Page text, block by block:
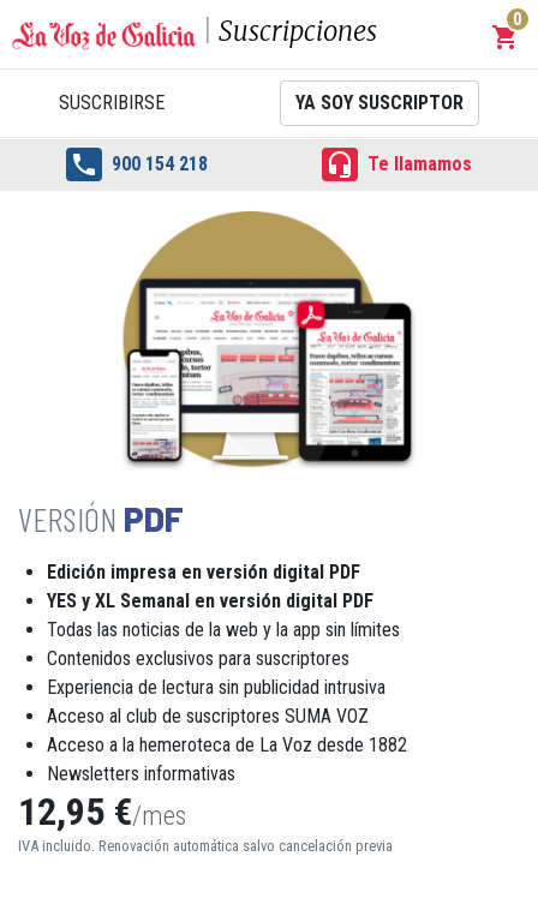
Suscripciones shopping_cart
0
SUSCRIBIRSE YA SOY SUSCRIPTOR
 900 154 218  Te llamamos
PDF
Edición impresa en versión digital PDF
YES y XL Semanal en versión digital PDF
Todas las noticias de la web y la app sin límites
Contenidos exclusivos para suscriptores
Experiencia de lectura sin publicidad intrusiva
Acceso al club de suscriptores SUMA VOZ
Acceso a la hemeroteca de La Voz desde 1882
Newsletters informativas
12,95 €/mes
IVA incluido. Renovación automática salvo cancelación previa